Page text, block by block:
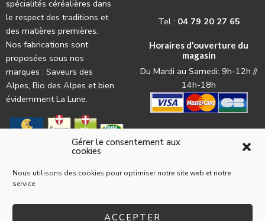
Gérer le consentement aux
cookies
Nous utilisons des cookies pour optimiser notre site web et notre
service.
ACCEPTER
spécialités céréalières dans
le respect des traditions et
des matières premières.
Nos fabrications sont
proposées sous nos
marques : Saveurs des
Alpes, Bio des Alpes et bien
évidemment La Lune.
Tel : 04 79 20 27 65
Horaires d'ouverture du
magasin
Du Mardi au Samedi: 9h-12h //
14h-18h
© 2022 La Pasta par l'
Conditions générales d’utilisation